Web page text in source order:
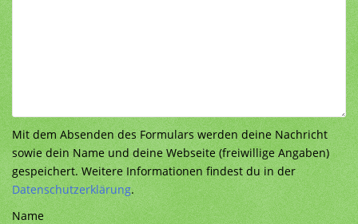
Mit dem Absenden des Formulars werden deine Nachricht
sowie dein Name und deine Webseite (freiwillige Angaben)
gespeichert. Weitere Informationen findest du in der
Datenschutzerklärung.
Name